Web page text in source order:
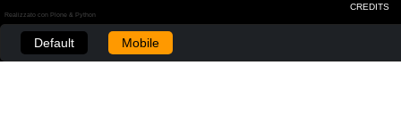
CREDITS
Realizzato con Plone & Python
Default Mobile